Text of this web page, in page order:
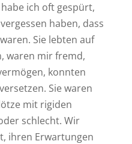
ich oft gespürt,
haben, dass
Sie lebten auf
waren mir fremd,
konnten
Sie waren
mit rigiden
schlecht. Wir
ihren Erwartungen